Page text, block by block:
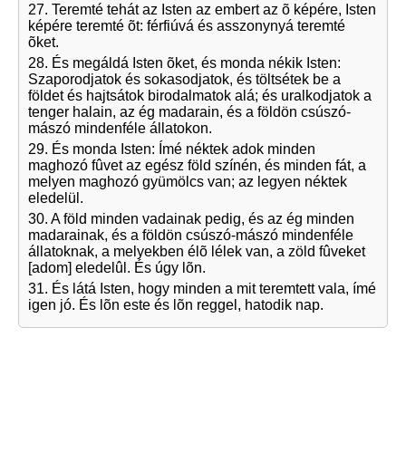
27. Teremté tehát az Isten az embert az õ képére, Isten
képére teremté õt: férfiúvá és asszonynyá teremté
õket.
28. És megáldá Isten õket, és monda nékik Isten:
Szaporodjatok és sokasodjatok, és töltsétek be a
földet és hajtsátok birodalmatok alá; és uralkodjatok a
tenger halain, az ég madarain, és a földön csúszó-
mászó mindenféle állatokon.
29. És monda Isten: Ímé néktek adok minden
maghozó fûvet az egész föld színén, és minden fát, a
melyen maghozó gyümölcs van; az legyen néktek
eledelül.
30. A föld minden vadainak pedig, és az ég minden
madarainak, és a földön csúszó-mászó mindenféle
állatoknak, a melyekben élõ lélek van, a zöld fûveket
[adom] eledelûl. És úgy lõn.
31. És látá Isten, hogy minden a mit teremtett vala, ímé
igen jó. És lõn este és lõn reggel, hatodik nap.